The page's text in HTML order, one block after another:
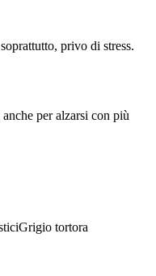
privo di stress.
per alzarsi con più
Grigio tortora